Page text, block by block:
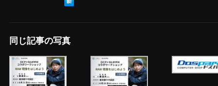
同じ記事の写真